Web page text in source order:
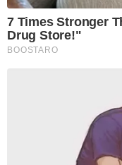
7 Times Stronger
Drug Store!"
BOOSTARO